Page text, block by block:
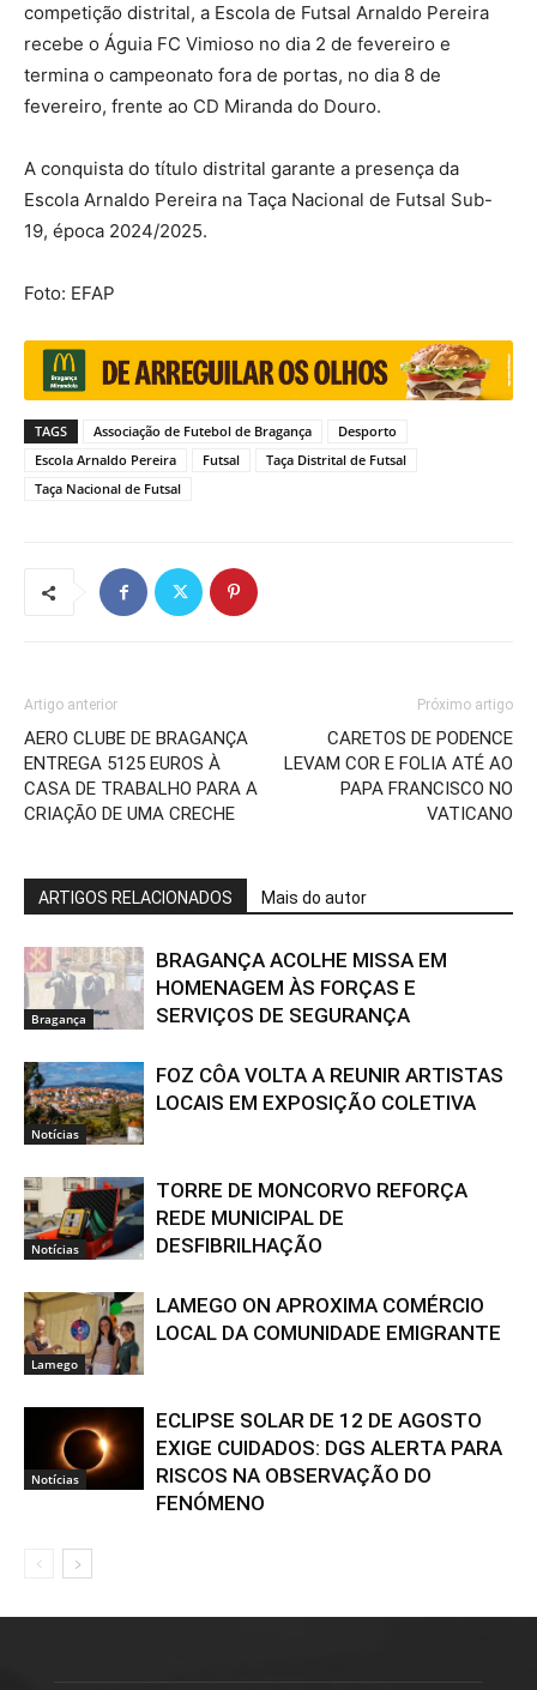
competição distrital, a Escola de Futsal Arnaldo Pereira
recebe o Águia FC Vimioso no dia 2 de fevereiro e
termina o campeonato fora de portas, no dia 8 de
fevereiro, frente ao CD Miranda do Douro.
A conquista do título distrital garante a presença da
Escola Arnaldo Pereira na Taça Nacional de Futsal Sub-
19, época 2024/2025.
Foto: EFAP
TAGS Associação de Futebol de Bragança
Desporto
Escola Arnaldo Pereira
Futsal
Taça Distrital de Futsal
Taça Nacional de Futsal
Artigo anterior
AERO CLUBE DE BRAGANÇA
ENTREGA 5125 EUROS À
CASA DE TRABALHO PARA A
CRIAÇÃO DE UMA CRECHE
Próximo artigo
CARETOS DE PODENCE
LEVAM COR E FOLIA ATÉ AO
PAPA FRANCISCO NO
VATICANO
ARTIGOS RELACIONADOS Mais do autor
Bragança
BRAGANÇA ACOLHE MISSA EM
HOMENAGEM ÀS FORÇAS E
SERVIÇOS DE SEGURANÇA
Notícias
FOZ CÔA VOLTA A REUNIR ARTISTAS
LOCAIS EM EXPOSIÇÃO COLETIVA
Notícias
TORRE DE MONCORVO REFORÇA
REDE MUNICIPAL DE
DESFIBRILHAÇÃO
Lamego
LAMEGO ON APROXIMA COMÉRCIO
LOCAL DA COMUNIDADE EMIGRANTE
Notícias
ECLIPSE SOLAR DE 12 DE AGOSTO
EXIGE CUIDADOS: DGS ALERTA PARA
RISCOS NA OBSERVAÇÃO DO
FENÓMENO